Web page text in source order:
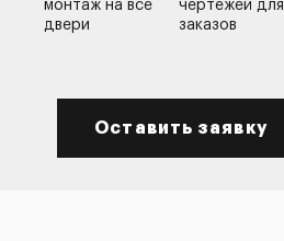
монтаж на все
двери
чертежей для
заказов
Оставить заявку